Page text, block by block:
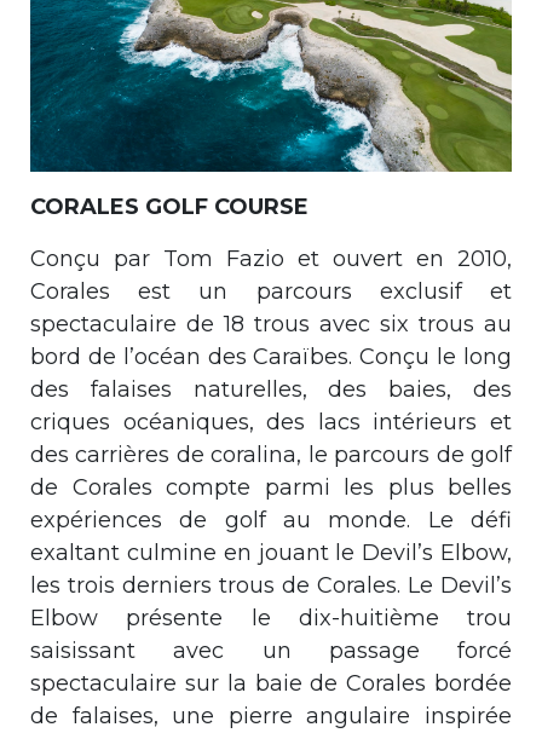
CORALES GOLF COURSE
Conçu par Tom Fazio et ouvert en 2010,
Corales est un parcours exclusif et
spectaculaire de 18 trous avec six trous au
bord de l’océan des Caraïbes. Conçu le long
des falaises naturelles, des baies, des
criques océaniques, des lacs intérieurs et
des carrières de coralina, le parcours de golf
de Corales compte parmi les plus belles
expériences de golf au monde. Le défi
exaltant culmine en jouant le Devil’s Elbow,
les trois derniers trous de Corales. Le Devil’s
Elbow présente le dix-huitième trou
saisissant avec un passage forcé
spectaculaire sur la baie de Corales bordée
de falaises, une pierre angulaire inspirée